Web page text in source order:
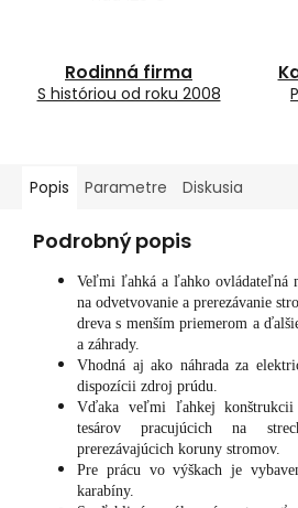
Rodinná firma
S históriou od roku 2008
Popis Parametre Diskusia
Podrobný popis
Veľmi ľahká a ľahko ovládateľná
na odvetvovanie a prerezávanie
dreva s menším priemerom a
a záhrady.
Vhodná aj ako náhrada za
dispozícii zdroj prúdu.
Vďaka veľmi ľahkej
tesárov pracujúcich na
prerezávajúcich koruny stromov.
Pre prácu vo výškach je
karabíny.